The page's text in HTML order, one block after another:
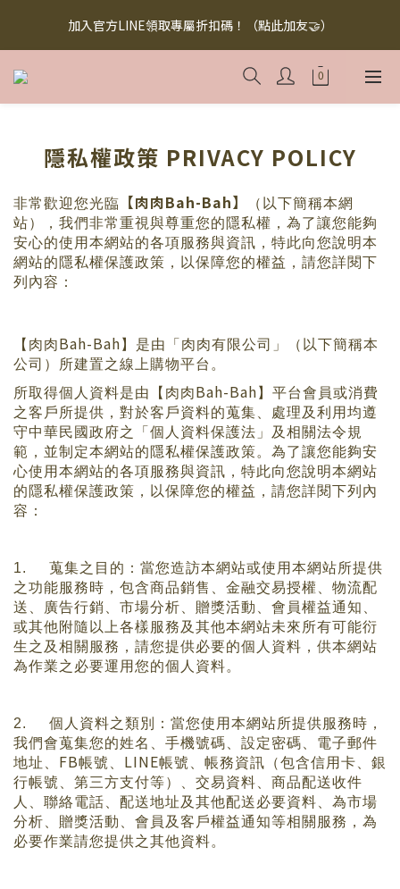
【無添加懶人料理】懶人救星，美味救援！快來下訂！買多省多！
（點此下訂！）
加入官方LINE領取專屬折扣碼！（點此加友🤝）
【無添加懶人料理】懶人救星，美味救援！快來下訂！買多省多！
隱私權政策 PRIVACY POLICY
非常歡迎您光臨 【肉肉Bah-Bah】
（以下簡稱本網
站），我們非常重視與尊重您的隱私權，為了讓您能夠
安心的使用本網站的各項服務與資訊，特此向您說明本
網站的隱私權保護政策，以保障您的權益，請您詳閱下
列內容：
【肉肉Bah-Bah 】是由「肉肉有限公司」（以下簡稱本
公司）所建置之線上購物平台。
所取得個人資料是由【肉肉Bah-Bah 】平台會員或消費
之客戶所提供，對於客戶資料的蒐集、處理及利用均遵
守中華民國政府之「個人資料保護法」及相關法令規
範，並制定本網站的隱私權保護政策。 為了讓您能夠安
心使用本網站的各項服務與資訊，特此向您說明本網站
的隱私權保護政策，以保障您的權益，請您詳閱下列內
容：
1. 蒐集之目的：當您造訪本網站或使用 本網站所提供
之功能服務時，包含商品銷售、金融交易授權、物流配
送、廣告行銷、市場分析、贈獎活動、會員權益通知、
或其他附隨以上各樣服務及其他本網站未來所有可能衍
生之及相關服務，請您提供必要的個人資料，供本網站
為作業之必要運用您的個人資料。
2. 個人資料之類別：當您使用 本網站所提供服務時，
我們會蒐集您的姓名、手機號碼、設定密碼、電子郵件
地址、 FB帳號、 LINE帳號、帳務資訊（包含信用卡、銀
行帳號、第三方支付等）、交易資料、商品配送收件
人、聯絡電話、配送地址及其他配送必要資料、為市場
分析、贈獎活動、會員及客戶權益通知等相關服務，為
必要作業請您提供之其他資料。